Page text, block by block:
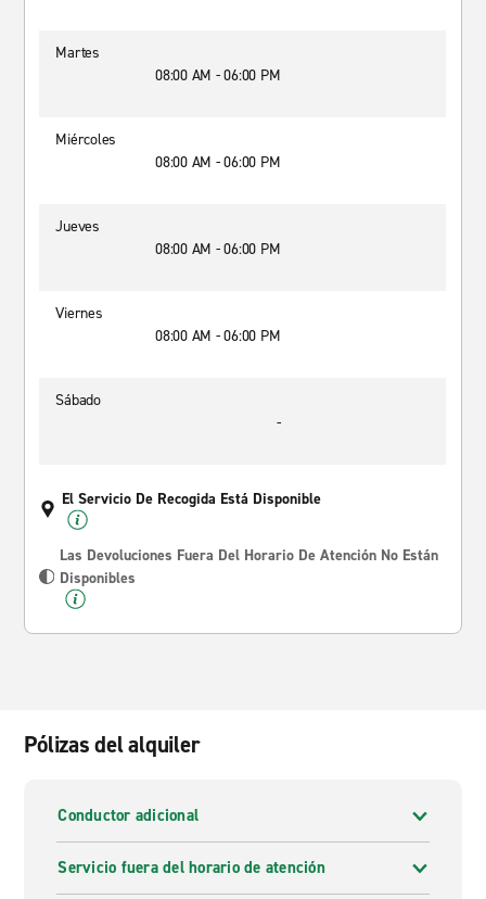
Martes
08:00 AM - 06:00 PM
Miércoles
08:00 AM - 06:00 PM
Jueves
08:00 AM - 06:00 PM
Viernes
08:00 AM - 06:00 PM
Sábado
-
El Servicio De Recogida Está Disponible
Las Devoluciones Fuera Del Horario De Atención No Están
Disponibles
Pólizas del alquiler
Conductor adicional
Servicio fuera del horario de atención